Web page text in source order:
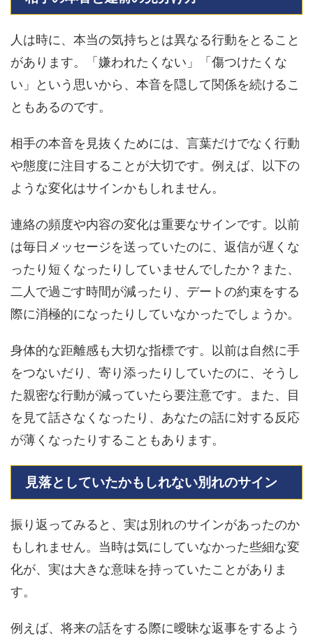
人は時に、本当の気持ちとは異なる行動をとること
があります。「嫌われたくない」「傷つけたくな
い」という思いから、本音を隠して関係を続けるこ
ともあるのです。
相手の本音を見抜くためには、言葉だけでなく行動
や態度に注目することが大切です。例えば、以下の
ような変化はサインかもしれません。
連絡の頻度や内容の変化は重要なサインです。以前
は毎日メッセージを送っていたのに、返信が遅くな
ったり短くなったりしていませんでしたか？また、
二人で過ごす時間が減ったり、デートの約束をする
際に消極的になったりしていなかったでしょうか。
身体的な距離感も大切な指標です。以前は自然に手
をつないだり、寄り添ったりしていたのに、そうし
た親密な行動が減っていたら要注意です。また、目
を見て話さなくなったり、あなたの話に対する反応
が薄くなったりすることもあります。
見落としていたかもしれない別れのサイン
振り返ってみると、実は別れのサインがあったのか
もしれません。当時は気にしていなかった些細な変
化が、実は大きな意味を持っていたことがありま
す。
例えば、将来の話をする際に曖昧な返事をするよう